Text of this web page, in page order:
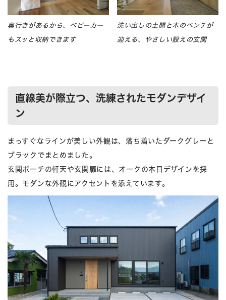
奥行きがあるから、ベビーカー
もスッと収納できます
洗い出しの土間と木のベンチが
迎える、やさしい設えの玄関
直線美が際立つ、洗練されたモダンデザイ
ン
まっすぐなラインが美しい外観は、落ち着いたダークグレーと
ブラックでまとめました。
玄関ポーチの軒天や玄関扉には、オークの木目デザインを採
用。モダンな外観にアクセントを添えています。